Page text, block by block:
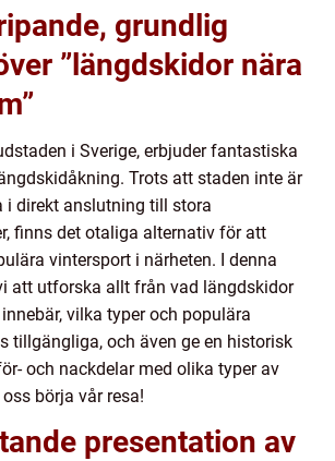
grundlig
”längdskidor nära
i Sverige, erbjuder fantastiska
Trots att staden inte är
i direkt anslutning till stora
finns det otaliga alternativ för att
vintersport i närheten. I denna
att utforska allt från vad längdskidor
vilka typer och populära
tillgängliga, och även ge en historisk
och nackdelar med olika typer av
börja vår resa!
presentation av